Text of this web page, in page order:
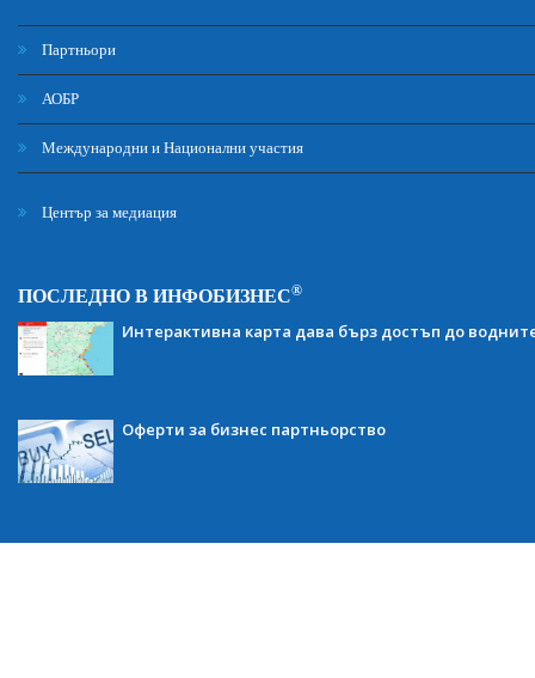
Партньори
АОБР
Международни и Национални участия
Център за медиация
ПОСЛЕДНО В ИНФОБИЗНЕС®
Интерактивна карта дава бърз достъп до
Оферти за бизнес партньорство